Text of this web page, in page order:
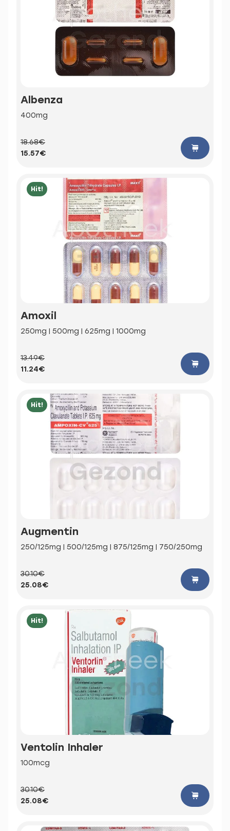
Albenza
400mg
18.68€
15.57€
Hit!
Amoxil
250mg | 500mg | 625mg | 1000mg
13.49€
11.24€
Hit!
Augmentin
250/125mg | 500/125mg | 875/125mg | 750/250mg
30.10€
25.08€
Hit!
Ventolin Inhaler
100mcg
30.10€
25.08€